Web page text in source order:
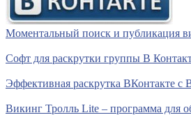
Моментальный поиск и публикация
Софт для раскрутки группы В
Эффективная раскрутка ВКонтакте с
Викинг Тролль Lite – программа для